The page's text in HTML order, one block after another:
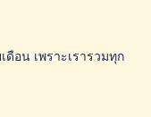
อน เพราะเรารวมทุก